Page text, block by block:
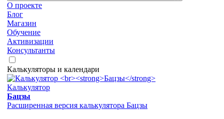
О проекте
Блог
Магазин
Обучение
Активизации
Консультанты
Калькуляторы и календари
Калькулятор
Бацзы
Расширенная версия калькулятора Бацзы